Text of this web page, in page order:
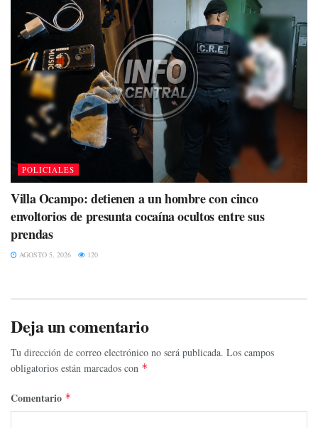
POLICIALES
Villa Ocampo: detienen a un hombre con cinco
envoltorios de presunta cocaína ocultos entre sus
prendas
AGOSTO 5, 2026 120
Deja un comentario
Tu dirección de correo electrónico no será publicada. Los campos
obligatorios están marcados con *
Comentario *